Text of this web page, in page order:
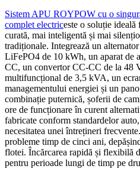
Sistem APU ROYPOW cu o
complet electriceste o soluție
curată, mai inteligentă și mai
tradiționale. Integrează un
LiFePO4 de 10 kWh, un aparat de
CC, un convertor CC-CC de la 48
multifuncțional de 3,5 kVA, un
managementului energiei și un
combinație puternică, șoferii de
ore de funcționare în curent
fabricate conform standardelor
necesitatea unei întrețineri
probleme timp de cinci ani,
flotei. Încărcarea rapidă și flexibilă
pentru perioade lungi de timp pe